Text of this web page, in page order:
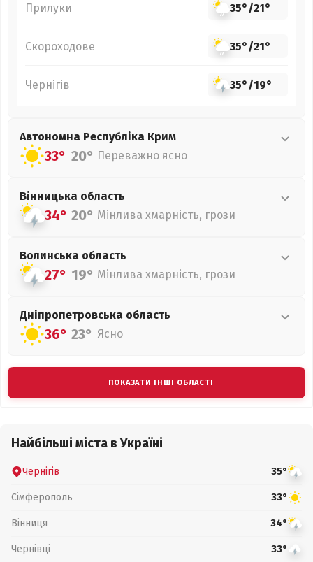
Прилуки 35°/21°
Скороходове 35°/21°
Чернігів 35°/19°
Автономна Республіка Крим
33° 20° Переважно ясно
Вінницька область
34° 20° Мінлива хмарність, грози
Волинська область
27° 19° Мінлива хмарність, грози
Дніпропетровська область
36° 23° Ясно
ПОКАЗАТИ ІНШІ ОБЛАСТІ
Найбільші міста в Україні
Чернігів 35°
Сімферополь 33°
Вінниця 34°
Чернівці 33°